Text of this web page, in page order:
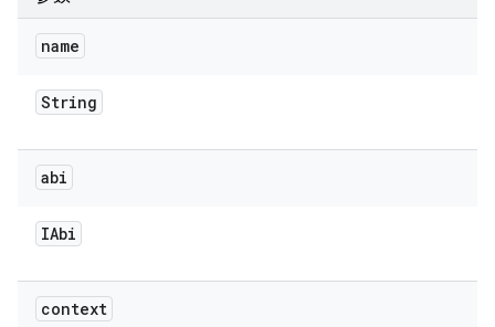
name
String
abi
IAbi
context